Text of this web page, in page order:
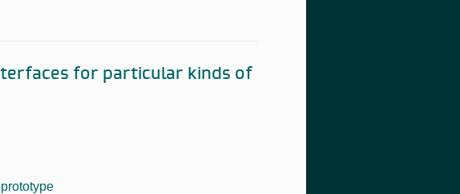
for particular kinds of
prototype